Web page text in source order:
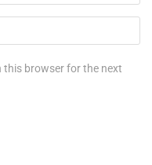
this browser for the next